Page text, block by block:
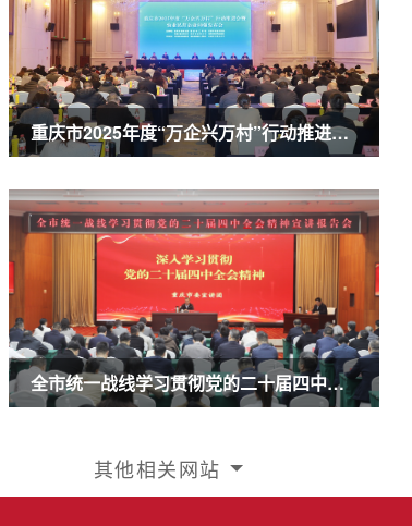
重庆市2025年度“万企兴万村”行动推进会暨农业民营企业50强发布会召开 商奎出席并讲话
全市统一战线学习贯彻党的二十届四中全会精神宣讲报告会召开 商奎作宣讲报告
其他相关网站